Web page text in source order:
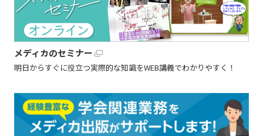
メディカのセミナー
明日からすぐに役立つ実際的な知識をWEB講義でわかりやすく！